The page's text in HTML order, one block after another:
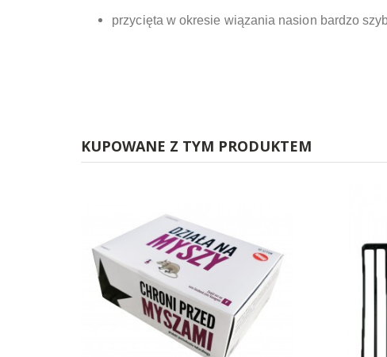
przycięta w okresie wiązania nasion bardzo
KUPOWANE Z TYM PRODUKTEM